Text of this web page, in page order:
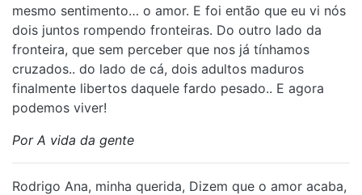
mesmo sentimento… o amor. E foi então que eu vi nós
dois juntos rompendo fronteiras. Do outro lado da
fronteira, que sem perceber que nos já tínhamos
cruzados.. do lado de cá, dois adultos maduros
finalmente libertos daquele fardo pesado.. E agora
podemos viver!
Por A vida da gente
Rodrigo Ana, minha querida, Dizem que o amor acaba,